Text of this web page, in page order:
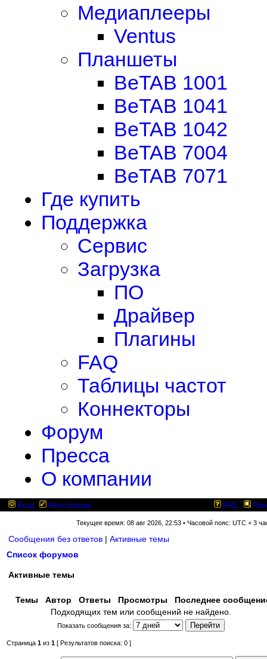
Медиаплееры
Ventus
Планшеты
BeTAB 1001
BeTAB 1041
BeTAB 1042
BeTAB 7004
BeTAB 7071
Где купить
Поддержка
Сервис
Загрузка
ПО
Драйвер
Плагины
FAQ
Таблицы частот
Коннекторы
Форум
Пресса
О компании
Вход Регистрация FAQ
Текущее время: 08 авг 2026, 22:53 • Часовой пояс: UTC + 3
Сообщения без ответов | Активные темы
Список форумов
Активные темы
Темы Автор Ответы Просмотры
Последнее
Подходящих тем или сообщений не найдено.
Показать сообщения за:
Страница 1 из 1 [ Результатов поиска: 0 ]